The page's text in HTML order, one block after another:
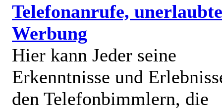
Telefonanrufe, unerlaubte
Werbung
Hier kann Jeder seine
Erkenntnisse und
den Telefonbimmlern, die